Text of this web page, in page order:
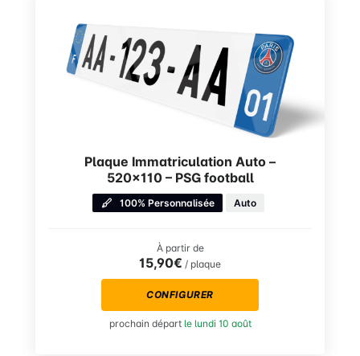
Plaque Immatriculation Auto –
520×110 – PSG football
100% Personnalisée Auto
À partir de
15,90€ / plaque
CONFIGURER
prochain départ le lundi 10 août